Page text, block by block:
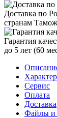
Доставка по
странам
Гарантия
до 5 лет (60
Сервис
Оплата
Доставка
Файлы и